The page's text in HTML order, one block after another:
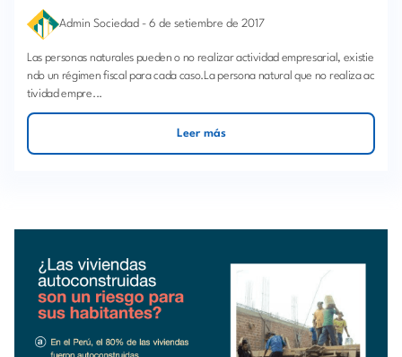
Admin Sociedad - 6 de setiembre de 2017
Las personas naturales pueden o no realizar actividad empresarial, existie
ndo un régimen fiscal para cada caso.La persona natural que no realiza ac
tividad empre...
Leer más